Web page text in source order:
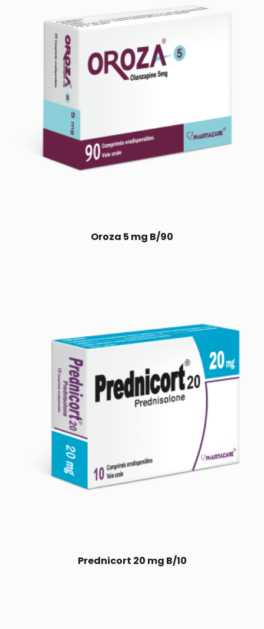
Oroza 5 mg B/90
Prednicort 20 mg B/10